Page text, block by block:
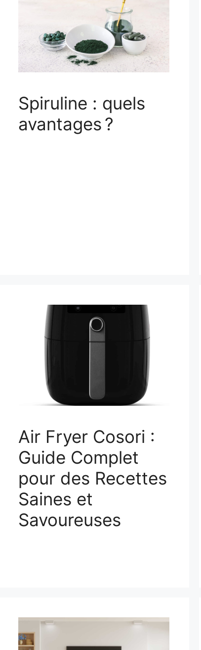
Spiruline : quels
avantages ?
Air Fryer Cosori :
Guide Complet
pour des Recettes
Saines et
Savoureuses